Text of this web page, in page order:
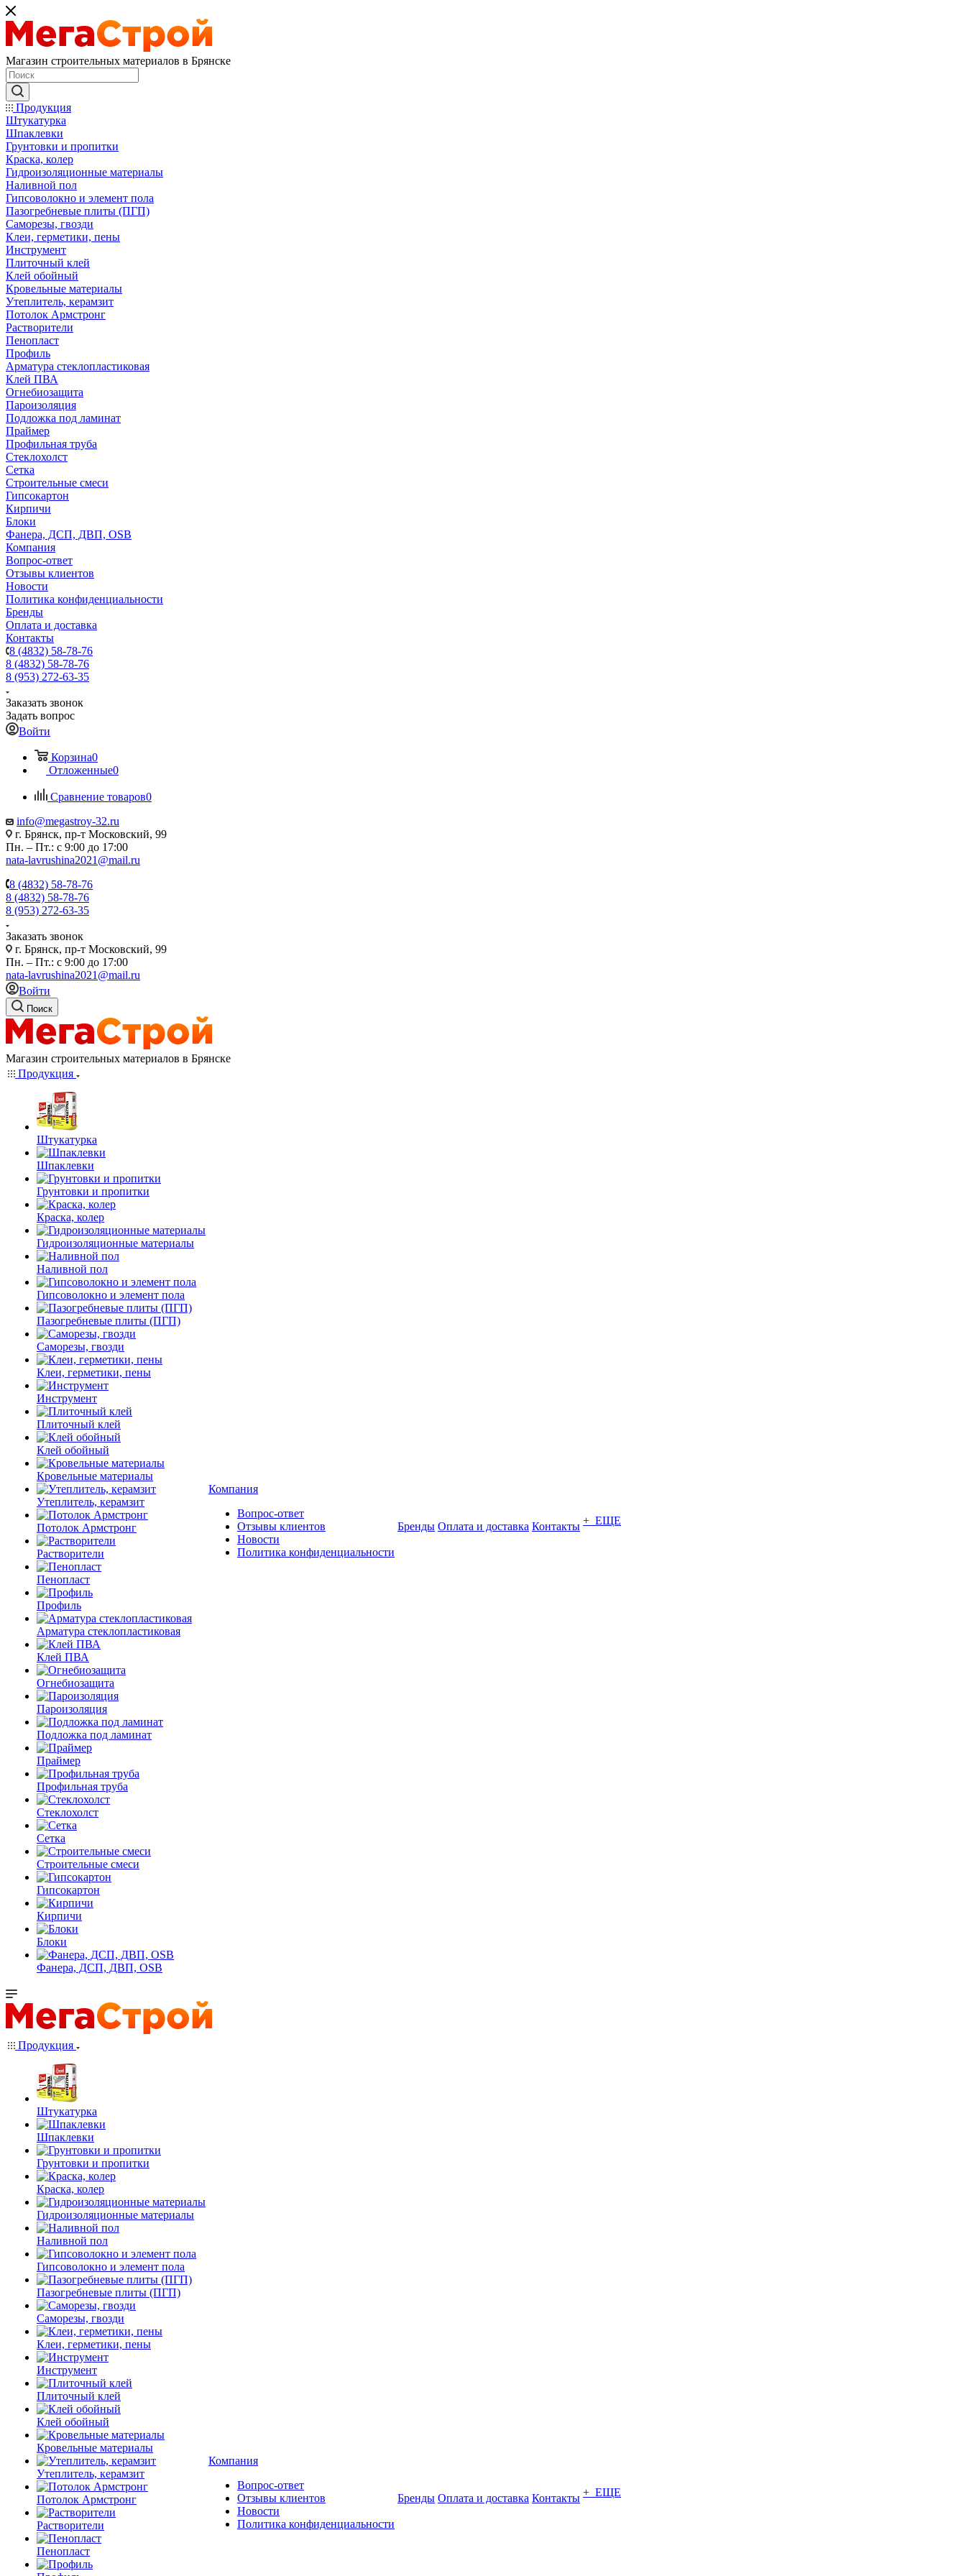
Магазин строительных материалов в Брянске
Продукция
Штукатурка
Шпаклевки
Грунтовки и пропитки
Краска, колер
Гидроизоляционные материалы
Наливной пол
Гипсоволокно и элемент пола
Пазогребневые плиты (ПГП)
Саморезы, гвозди
Клеи, герметики, пены
Инструмент
Плиточный клей
Клей обойный
Кровельные материалы
Утеплитель, керамзит
Потолок Армстронг
Растворители
Пенопласт
Профиль
Арматура стеклопластиковая
Клей ПВА
Огнебиозащита
Пароизоляция
Подложка под ламинат
Праймер
Профильная труба
Стеклохолст
Сетка
Строительные смеси
Гипсокартон
Кирпичи
Блоки
Фанера, ДСП, ДВП, OSB
Компания
Вопрос-ответ
Отзывы клиентов
Новости
Политика конфиденциальности
Бренды
Оплата и доставка
Контакты
8 (4832) 58-78-76
8 (4832) 58-78-76
8 (953) 272-63-35
Заказать звонок
Задать вопрос
Войти
Корзина0
Отложенные0
Сравнение товаров0
info@megastroy-32.ru
г. Брянск, пр-т Московский, 99
Пн. – Пт.: с 9:00 до 17:00
nata-lavrushina2021@mail.ru
8 (4832) 58-78-76
8 (4832) 58-78-76
8 (953) 272-63-35
Заказать звонок
г. Брянск, пр-т Московский, 99
Пн. – Пт.: с 9:00 до 17:00
nata-lavrushina2021@mail.ru
Войти
Поиск
Магазин строительных материалов в Брянске
Продукция
Штукатурка
Шпаклевки
Грунтовки и пропитки
Краска, колер
Гидроизоляционные материалы
Наливной пол
Гипсоволокно и элемент пола
Пазогребневые плиты (ПГП)
Саморезы, гвозди
Клеи, герметики, пены
Инструмент
Плиточный клей
Клей обойный
Кровельные материалы
Утеплитель, керамзит
Потолок Армстронг
Растворители
Пенопласт
Профиль
Арматура стеклопластиковая
Клей ПВА
Огнебиозащита
Пароизоляция
Подложка под ламинат
Праймер
Профильная труба
Стеклохолст
Сетка
Строительные смеси
Гипсокартон
Кирпичи
Блоки
Фанера, ДСП, ДВП, OSB
Компания
Вопрос-ответ
Отзывы клиентов
Новости
Политика конфиденциальности
Бренды Оплата и доставка Контакты + ЕЩЕ
Продукция
Штукатурка
Шпаклевки
Грунтовки и пропитки
Краска, колер
Гидроизоляционные материалы
Наливной пол
Гипсоволокно и элемент пола
Пазогребневые плиты (ПГП)
Саморезы, гвозди
Клеи, герметики, пены
Инструмент
Плиточный клей
Клей обойный
Кровельные материалы
Утеплитель, керамзит
Потолок Армстронг
Растворители
Пенопласт
Компания
Вопрос-ответ
Отзывы клиентов
Новости
Политика конфиденциальности
Бренды Оплата и доставка Контакты + ЕЩЕ